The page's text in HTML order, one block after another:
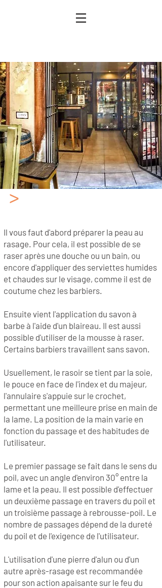
Il vous faut d'abord préparer la peau au
rasage. Pour cela, il est possible de se
raser après une douche ou un bain, ou
encore d'appliquer des serviettes humides
et chaudes sur le visage, comme il est de
coutume chez les barbiers.
Ensuite vient l'application du savon à
barbe à l'aide d'un blaireau. Il est aussi
possible d'utiliser de la mousse à raser.
Certains barbiers travaillent sans savon.
Usuellement, le rasoir se tient par la soie,
le pouce en face de l'index et du majeur,
l'annulaire s'appuie sur le crochet,
permettant une meilleure prise en main de
la lame. La position de la main varie en
fonction du passage et des habitudes de
l'utilisateur.
Le premier passage se fait dans le sens du
poil, avec un angle d'environ 30° entre la
lame et la peau. Il est possible d'effectuer
un deuxième passage en travers du poil et
un troisième passage à rebrousse-poil. Le
nombre de passages dépend de la dureté
du poil et de l'exigence de l'utilisateur.
L'utilisation d'une pierre d'alun ou d'un
autre après-rasage est recommandée
pour son action apaisante sur le feu du
>